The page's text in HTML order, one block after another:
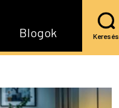
Blogok Keresés